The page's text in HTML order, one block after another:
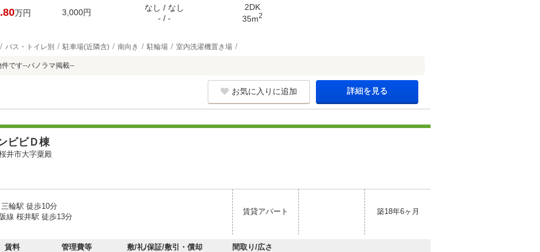
万円 3,000円
なし / なし
- / -
2DK
35m2
バス・トイレ別 駐車場(近隣含) 南向き 駐輪場 室内洗濯機置き場
です--パノラマ掲載--
お気に入りに追加 詳細を見る
ビビＤ棟
井市大字粟殿
輪駅 徒歩10分
線 桜井駅 徒歩13分
賃貸アパート 築18年6ヶ月
賃料 管理費等 敷/礼/保証/敷引・償却 間取り/広さ